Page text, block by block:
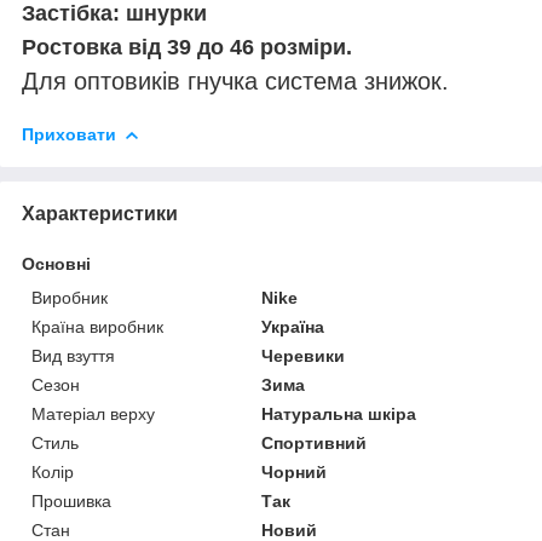
Застібка: шнурки
Ростовка від 39 до 46 розміри.
Для оптовиків гнучка система знижок.
Приховати
Характеристики
Основні
Виробник
Nike
Країна виробник
Україна
Вид взуття
Черевики
Сезон
Зима
Матеріал верху
Натуральна шкіра
Стиль
Спортивний
Колір
Чорний
Прошивка
Так
Стан
Новий